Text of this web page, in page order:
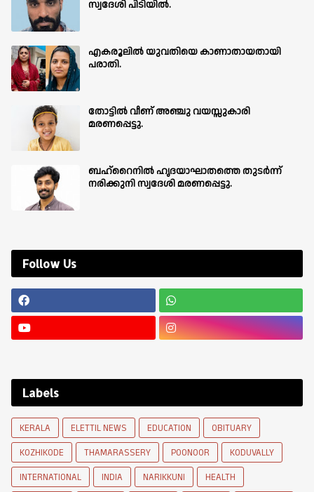
സ്വദേശി പിടിയിൽ.
എകരൂലിൽ യുവതിയെ കാണാതായതായി
പരാതി.
തോട്ടിൽ വീണ് അഞ്ചു വയസ്സുകാരി
മരണപ്പെട്ടു.
ബഹ്‌റൈനിൽ ഹൃദയാഘാതത്തെ തുടർന്ന്
നരിക്കുനി സ്വദേശി മരണപ്പെട്ടു.
Follow Us
Labels
KERALA ELETTIL NEWS EDUCATION
OBITUARY
KOZHIKODE
THAMARASSERY POONOOR
KODUVALLY
INTERNATIONAL
INDIA NARIKKUNI
HEALTH